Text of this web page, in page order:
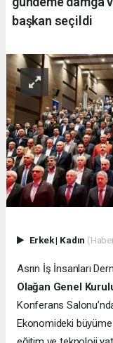
başkan seçildi
Erkek| Kadın
Asrın İş İnsanları
Olağan Genel
Konferans
Ekonomideki